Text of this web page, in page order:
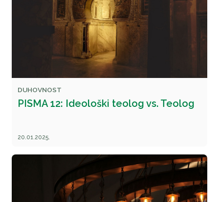
DUHOVNOST
PISMA 12: Ideološki teolog vs. Teolog
20.01.2025.